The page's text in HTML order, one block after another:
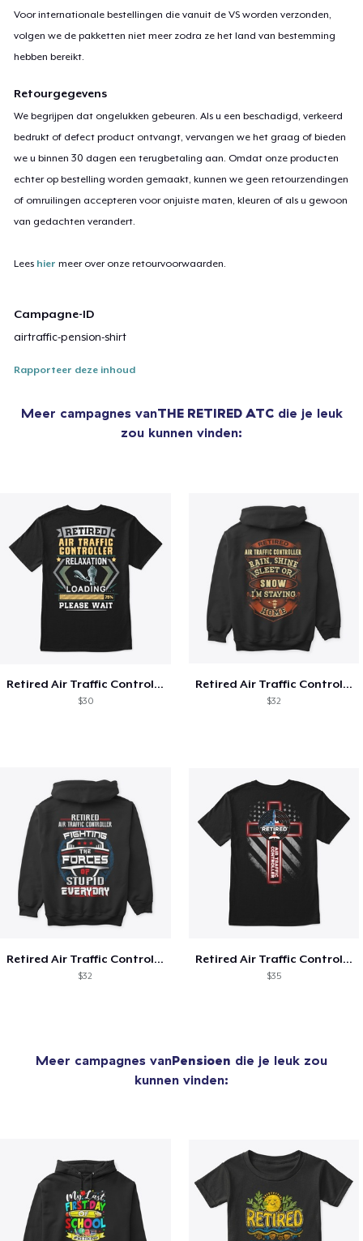
Voor internationale bestellingen die vanuit de VS worden verzonden,
volgen we de pakketten niet meer zodra ze het land van bestemming
hebben bereikt.
Retourgegevens
We begrijpen dat ongelukken gebeuren. Als u een beschadigd, verkeerd
bedrukt of defect product ontvangt, vervangen we het graag of bieden
we u binnen 30 dagen een terugbetaling aan. Omdat onze producten
echter op bestelling worden gemaakt, kunnen we geen retourzendingen
of omruilingen accepteren voor onjuiste maten, kleuren of als u gewoon
van gedachten verandert.
Lees hier meer over onze retourvoorwaarden.
Campagne-ID
airtraffic-pension-shirt
Rapporteer deze inhoud
Meer campagnes vanTHE RETIRED ATCdie je leuk
zou kunnen vinden:
Retired Air Traffic Controller Shirt
$30
Retired Air Traffic Controller Shirt
$32
Retired Air Traffic Controller Shirt
$32
Retired Air Traffic Controller
$35
Meer campagnes vanPensioen die je leuk zou
kunnen vinden: